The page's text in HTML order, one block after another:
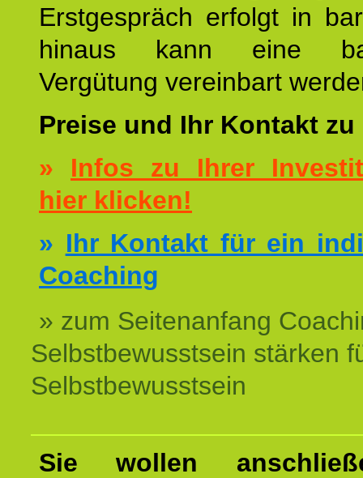
Erstgespräch erfolgt in
hinaus kann eine
Vergütung vereinbart
Preise und Ihr Kontakt
» Infos zu Ihrer
hier klicken!
» Ihr Kontakt für ein
Coaching
» zum Seitenanfang
Selbstbewusstsein stärken
Selbstbewusstsein
Sie wollen